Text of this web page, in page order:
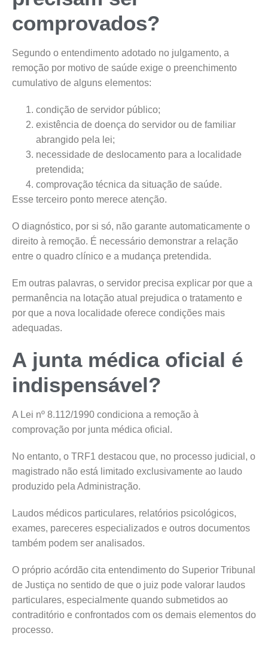
comprovados?
Segundo o entendimento adotado no julgamento, a
remoção por motivo de saúde exige o preenchimento
cumulativo de alguns elementos:
condição de servidor público;
existência de doença do servidor ou de familiar
abrangido pela lei;
necessidade de deslocamento para a localidade
pretendida;
comprovação técnica da situação de saúde.
Esse terceiro ponto merece atenção.
O diagnóstico, por si só, não garante automaticamente o
direito à remoção. É necessário demonstrar a relação
entre o quadro clínico e a mudança pretendida.
Em outras palavras, o servidor precisa explicar por que a
permanência na lotação atual prejudica o tratamento e
por que a nova localidade oferece condições mais
adequadas.
A junta médica oficial é
indispensável?
A Lei nº 8.112/1990 condiciona a remoção à
comprovação por junta médica oficial.
No entanto, o TRF1 destacou que, no processo judicial, o
magistrado não está limitado exclusivamente ao laudo
produzido pela Administração.
Laudos médicos particulares, relatórios psicológicos,
exames, pareceres especializados e outros documentos
também podem ser analisados.
O próprio acórdão cita entendimento do Superior Tribunal
de Justiça no sentido de que o juiz pode valorar laudos
particulares, especialmente quando submetidos ao
contraditório e confrontados com os demais elementos do
processo.